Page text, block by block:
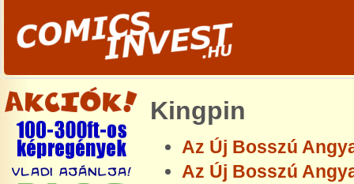
Kingpin
Az Új Bosszú
Az Új Bosszú